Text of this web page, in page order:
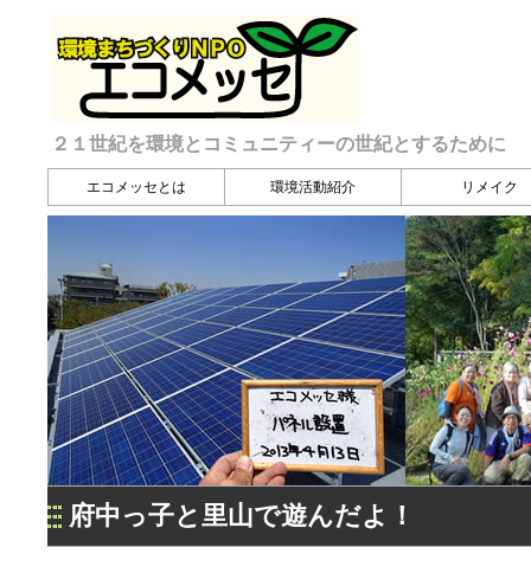
２１世紀を環境とコミュニティーの世紀とするために
エコメッセとは 環境活動紹介 リメイク
府中っ子と里山で遊んだよ！